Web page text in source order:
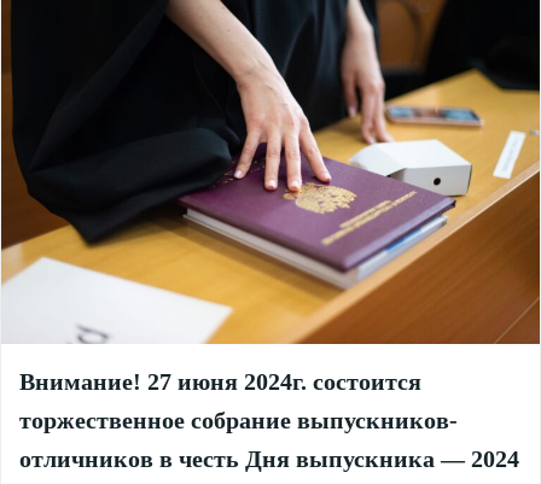
Внимание! 27 июня 2024г. состоится
торжественное собрание выпускников-
отличников в честь Дня выпускника — 2024